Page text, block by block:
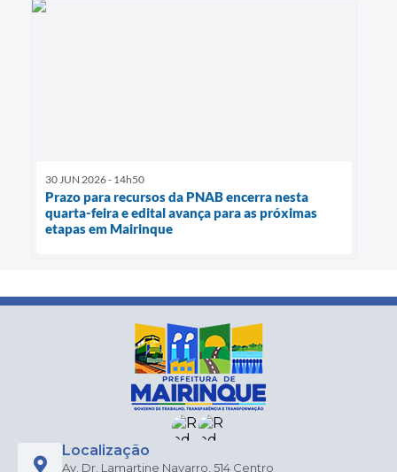
30 JUN 2026 - 14h50
Prazo para recursos da PNAB encerra nesta
quarta-feira e edital avança para as próximas
etapas em Mairinque
Localização
Av. Dr. Lamartine Navarro, 514 Centro